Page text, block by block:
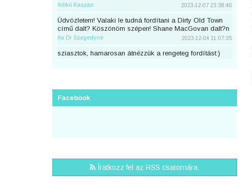
Ildikó Kaszás 2023-12-07 23:38:40
Üdvözletem! Valaki le tudná fordítani a Dirty Old Town
című dalt? Köszönöm szépen! Shane MacGovan dalt?n
Ila Dr Szegedyné 2023-12-04 11:07:35
sziasztok, hamarosan átnézzük a rengeteg fordítást:)
előtte. Át lehetne még írni a nevemre? Köszi <3
Sziasztok, én küldtem be most Taylor Swifttől a Great
War című számot, de véletlen nem voltam bejelentkezve.
A nevemre lehetne írni?
Facebook
Íratkozz fel az RSS csatornára.